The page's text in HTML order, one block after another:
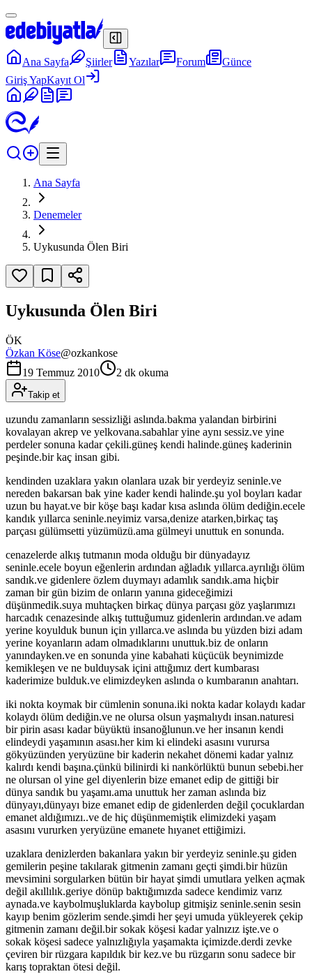
Ana Sayfa Şiirler Yazılar Forum
Günce
Giriş YapKayıt Ol
Ana Sayfa
Denemeler
Uykusunda Ölen Biri
Uykusunda Ölen Biri
ÖK
Özkan Köse@ozkankose
19 Temmuz 2010
2 dk okuma
Takip et
uzundu zamanların sessizliği aslında.bakma yalandan birbirini
kovalayan akrep ve yelkovana.sabahlar yine aynı sessiz.ve yine
perdeler sonuna kadar çekili.güneş kendi halinde.güneş kaderinin
peşinde.bir kaç insan gibi.
kendinden uzaklara yakın olanlara uzak bir yerdeyiz seninle.ve
nereden bakarsan bak yine kader kendi halinde.şu yol boyları kadar
uzun bu hayat.ve bir köşe başı kadar kısa aslında ölüm dediğin.ecele
kandık yıllarca seninle.neyimiz varsa,denize atarken,birkaç taş
parçası gülümsetti yüzümüzü.ama gülmeyi unuttuk en sonunda.
cenazelerde alkış tutmanın moda olduğu bir dünyadayız
seninle.ecele boyun eğenlerin ardından ağladık yıllarca.ayrılığı ölüm
sandık.ve gidenlere özlem duymayı adamlık sandık.ama hiçbir
zaman bir gün bizim de onların yanına gideceğimizi
düşünmedik.suya muhtaçken birkaç dünya parçası göz yaşlarımızı
harcadık cenazesinde alkış tuttuğumuz gidenlerin ardından.ve adam
yerine koyulduk bunun için yıllarca.ve aslında bu yüzden bizi adam
yerine koyanların adam olmadıklarını unuttuk.biz de onların
yanındayken.ve en sonunda yine kabahati küçücük beynimizde
kemikleşen ve ne bulduysak içini attığımız dert kumbarası
kaderimize bulduk.ve elimizdeyken aslında o kumbaranın anahtarı.
iki nokta koymak bir cümlenin sonuna.iki nokta kadar kolaydı kadar
kolaydı ölüm dediğin.ve ne olursa olsun yaşmalıydı insan.naturesi
bir pirin asası kadar büyüktü insanoğlunun.ve her insanın kendi
elindeydi yaşamının asası.her kim ki elindeki asasını vurursa
gökyüzünden yeryüzüne bir kaderin nekahet dönemi kadar yalnız
kalırdı kendi başına.çünkü bilinirdi ki nankörlüktü bunun sebebi.her
ne olursan ol yine gel diyenlerin bize emanet edip de gittiği bir
dünya sandık bu yaşamı.ama unuttuk her zaman aslında biz
dünyayı,dünyayı bize emanet edip de gidenlerden değil çocuklardan
emanet aldığımızı..ve de hiç düşünmemiştik elimizdeki yaşam
asasını vururken yeryüzüne emanete hıyanet ettiğimizi.
uzaklara denizlerden bakanlara yakın bir yerdeyiz seninle.şu giden
gemilerin peşine takılarak gitmenin zamanı geçti şimdi.bir hüzün
mevsimini sorgularken bütün bir hayat şimdi umutlara yelken açmak
değil akıllılık.geriye dönüp baktığımızda sadece kendimiz varız
aynada.ve kaybolmuşluklarda kaybolup gitmişiz seninle.senin sesin
kayıp benim gözlerim sende.şimdi her şeyi umuda yükleyerek çekip
gitmenin zamanı değil.bir sokak köşesi kadar yalnızız işte.ve o
sokak köşesi sadece yalnızlığıyla yaşamakta içimizde.derdi zevke
çeviren bir rüzgara kapıldık bir kez.ve bu rüzgarın sonu sadece bir
karış topraktan ötesi değil.